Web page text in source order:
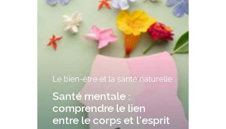
Le bien-être et la santé naturelle
Santé mentale :
comprendre le lien
entre le corps et l’esprit